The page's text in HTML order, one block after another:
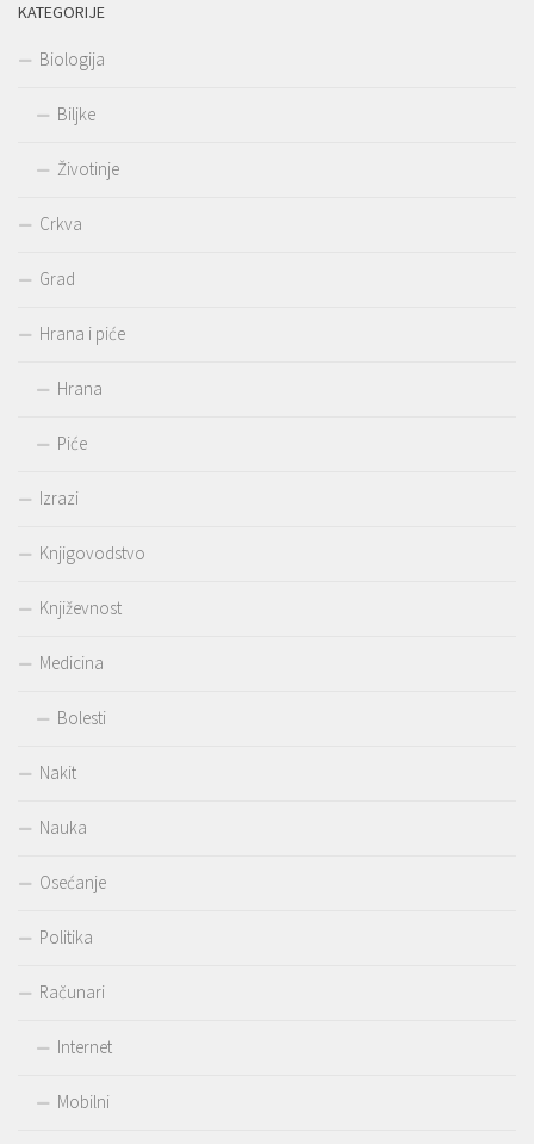
KATEGORIJE
Biologija
Biljke
Životinje
Crkva
Grad
Hrana i piće
Hrana
Piće
Izrazi
Knjigovodstvo
Književnost
Medicina
Bolesti
Nakit
Nauka
Osećanje
Politika
Računari
Internet
Mobilni